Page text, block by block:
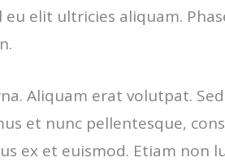
elit ultricies aliquam.
Aliquam erat volutpat.
et nunc pellentesque,
ex et euismod. Etiam non